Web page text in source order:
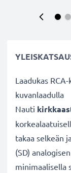
Laadukas
kuvanlaadulla
Nauti
takaa selkeän
(SD)
minimaalisella